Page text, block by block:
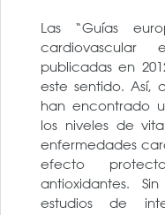
Las “Guías
publicadas en
este sentido. Así,
han encontrado
los niveles de
enfermedades
efecto
antioxidantes.
estudios de